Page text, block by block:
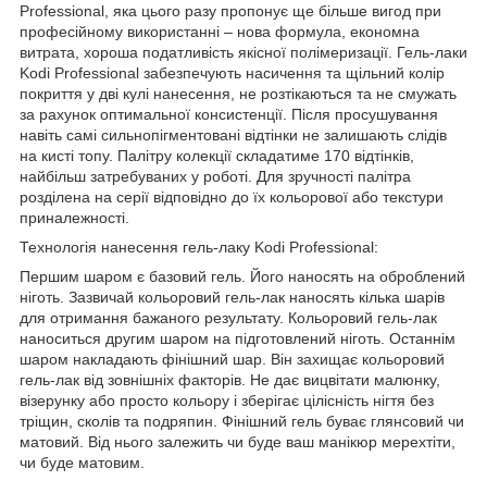
Professional, яка цього разу пропонує ще більше вигод при
професійному використанні – нова формула, економна
витрата, хороша податливість якісної полімеризації. Гель-лаки
Kodi Professional забезпечують насичення та щільний колір
покриття у дві кулі нанесення, не розтікаються та не смужать
за рахунок оптимальної консистенції. Після просушування
навіть самі сильнопігментовані відтінки не залишають слідів
на кисті топу. Палітру колекції складатиме 170 відтінків,
найбільш затребуваних у роботі. Для зручності палітра
розділена на серії відповідно до їх кольорової або текстури
приналежності.
Технологія нанесення гель-лаку Kodi Professional:
Першим шаром є базовий гель. Його наносять на оброблений
ніготь. Зазвичай кольоровий гель-лак наносять кілька шарів
для отримання бажаного результату. Кольоровий гель-лак
наноситься другим шаром на підготовлений ніготь. Останнім
шаром накладають фінішний шар. Він захищає кольоровий
гель-лак від зовнішніх факторів. Не дає вицвітати малюнку,
візерунку або просто кольору і зберігає цілісність нігтя без
тріщин, сколів та подряпин. Фінішний гель буває глянсовий чи
матовий. Від нього залежить чи буде ваш манікюр мерехтіти,
чи буде матовим.